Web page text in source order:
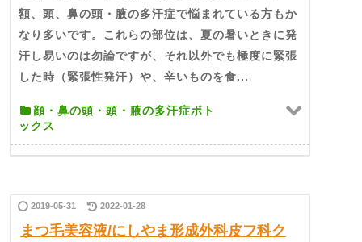
額、頭、鼻の頭・腋の多汗症で悩まれている方もか
なり多いです。これらの部位は、夏の暑いときに発
汗し易いのは勿論ですが、それ以外でも極度に緊張
した時（緊張性発汗）や、辛いものを食...
顔・鼻の頭・頭・腋の多汗症ボト
ックス
2019-05-31 2022-01-28
まつ毛美容液/にしやま形成外科皮フ科ク